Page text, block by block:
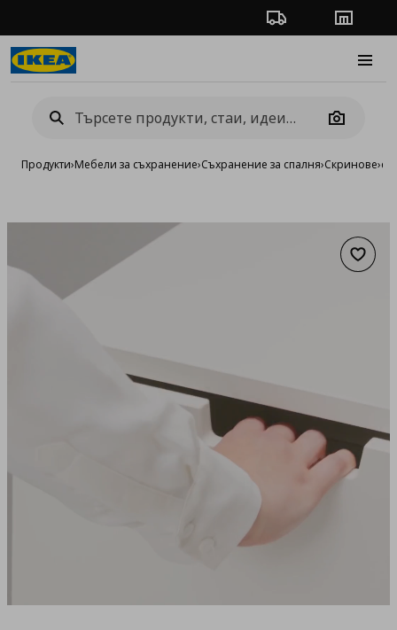
Проследяване на
Camera
Продукти›Мебели за съхранение›Съхранение за спалня›Скринове›